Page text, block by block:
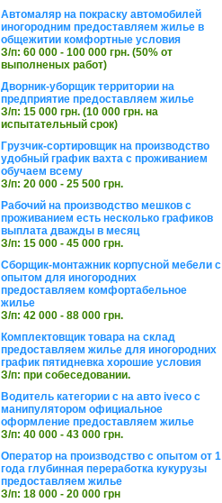
Автомаляр на покраску автомобилей
иногородним предоставляем жилье в
общежитии комфортные условия
З/п: 60 000 - 100 000 грн. (50% от
выполненых работ)
Дворник-уборщик территории на
предприятие предоставляем жилье
З/п: 15 000 грн. (10 000 грн. на
испытательный срок)
Грузчик-сортировщик на производство
удобный график вахта с проживанием
обучаем всему
З/п: 20 000 - 25 500 грн.
Рабочий на производство мешков с
проживанием есть несколько графиков
выплата дважды в месяц
З/п: 15 000 - 45 000 грн.
Сборщик-монтажник корпусной мебели с
опытом для иногородних
предоставляем комфортабельное
жилье
З/п: 42 000 - 88 000 грн.
Комплектовщик товара на склад
предоставляем жилье для иногородних
график пятидневка хорошие условия
З/п: при собеседовании.
Водитель категории с на авто iveco с
манипулятором официальное
оформление предоставляем жилье
З/п: 40 000 - 43 000 грн.
Оператор на производство с опытом от 1
года глубинная переработка кукурузы
предоставляем жилье
З/п: 18 000 - 20 000 грн